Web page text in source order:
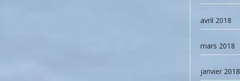
avril 2018
mars 2018
janvier 2018